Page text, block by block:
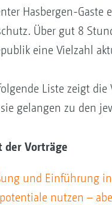
Hasbergen-
Über gut 8
eine Vielzahl
Liste zeigt
gelangen zu den
der Vorträge
und Einführung
nutzen –